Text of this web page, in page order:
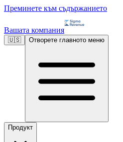
Преминете към съдържанието
Вашата компания
🇺🇸 Отворете главното меню
Продукт